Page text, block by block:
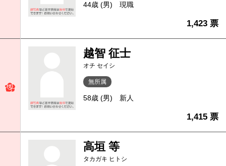
44歳 (男) 現職
1,423 票
越智 征士
オチ セイシ
無所属
58歳 (男) 新人
1,415 票
高垣 等
タカガキ ヒトシ